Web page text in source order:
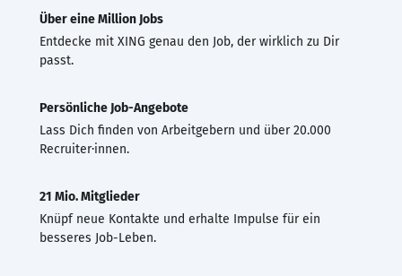
Über eine Million Jobs
Entdecke mit XING genau den Job, der wirklich zu Dir
passt.
Persönliche Job-Angebote
Lass Dich finden von Arbeitgebern und über 20.000
Recruiter·innen.
21 Mio. Mitglieder
Knüpf neue Kontakte und erhalte Impulse für ein
besseres Job-Leben.